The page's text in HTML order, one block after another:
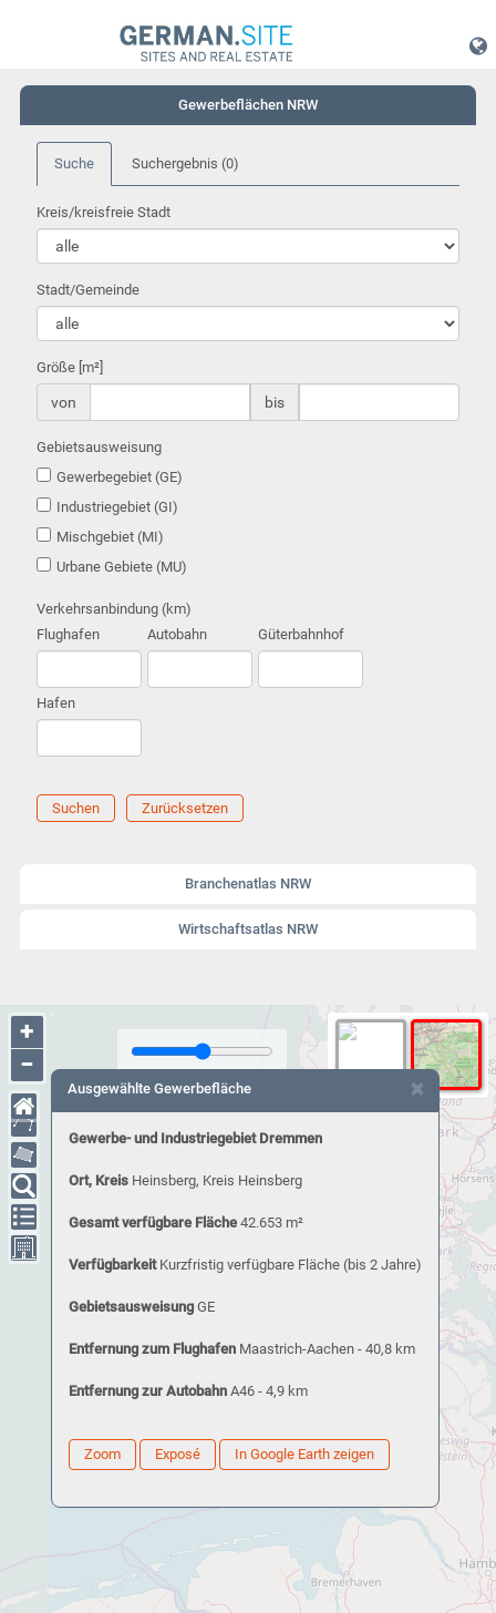
Gewerbeflächen NRW
Suche Suchergebnis (0)
Kreis/kreisfreie Stadt
Stadt/Gemeinde
Größe [m²]
von bis
Gebietsausweisung
Gewerbegebiet (GE)
Industriegebiet (GI)
Mischgebiet (MI)
Urbane Gebiete (MU)
Verkehrsanbindung (km)
Flughafen
Autobahn Güterbahnhof
Hafen
Suchen Zurücksetzen
Branchenatlas NRW
Wirtschaftsatlas NRW
+
−
×
Ausgewählte Gewerbefläche
Gewerbe- und Industriegebiet Dremmen
Ort, Kreis Heinsberg, Kreis Heinsberg
Gesamt verfügbare Fläche 42.653 m²
Verfügbarkeit Kurzfristig verfügbare Fläche (bis 2 Jahre)
GebietsausweisungGE
Entfernung zum Flughafen Maastrich-Aachen - 40,8 km
Entfernung zur Autobahn A46 - 4,9 km
Zoom Exposé In Google Earth zeigen